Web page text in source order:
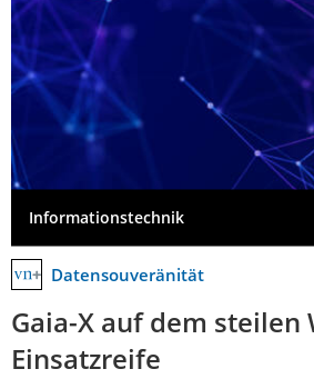
Informationstechnik
Datensouveränität
Gaia-X auf dem steilen
Einsatzreife